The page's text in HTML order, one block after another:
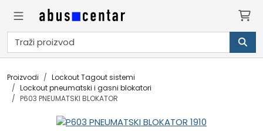
Proizvodi
Lockout Tagout sistemi
Lockout pneumatski i gasni blokatori
P603 PNEUMATSKI BLOKATOR